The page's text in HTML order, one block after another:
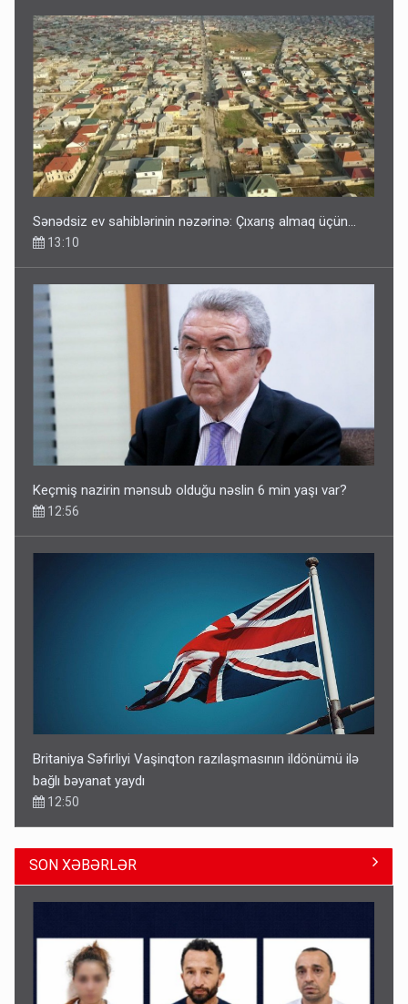
Sənədsiz ev sahiblərinin nəzərinə: Çıxarış almaq üçün...
13:10
Keçmiş nazirin mənsub olduğu nəslin 6 min yaşı var?
12:56
Britaniya Səfirliyi Vaşinqton razılaşmasının ildönümü ilə
bağlı bəyanat yaydı
12:50
SON XƏBƏRLƏR